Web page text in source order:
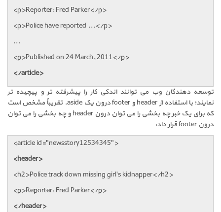
<p>Reporter: Fred Parker</p>
<p>Police have reported ...</p>
...
<p>Published on 24 March, 2011</p>
</article>
توسعه دهندگان وب می توانند اندکی کار را پیشرفته تر و پیچیده تر
نمایند؛ با استفاده از header و footer درون یک aside. تقریباً مشخص است
که برای یک خبر چه بخشی را می توان درون header و چه بخشی را می توان
درون footer قرار داد:
<article id="newsstory12534345">
<header>
<h2>Police track down missing girl's kidnapper</h2>
<p>Reporter: Fred Parker</p>
</header>